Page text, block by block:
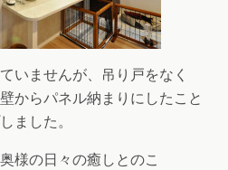
いませんが、吊り戸をなく
からパネル納まりにしたこと
ました。
様の日々の癒しとのこ